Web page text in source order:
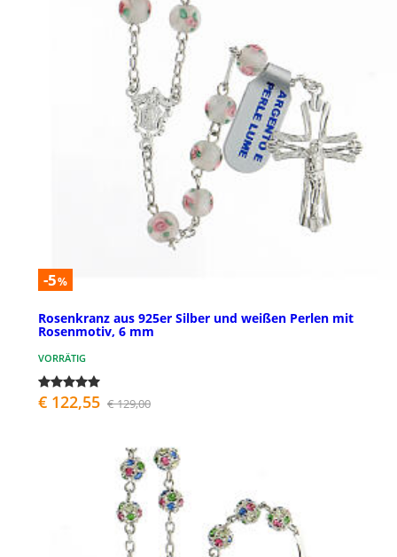
-5%
Rosenkranz aus 925er Silber und weißen Perlen mit
Rosenmotiv, 6 mm
VORRÄTIG
€ 122,55 € 129,00